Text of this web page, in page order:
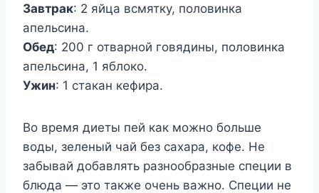
Завтрак: 2 яйца всмятку, половинка
апельсина.
Обед: 200 г отварной говядины, половинка
апельсина, 1 яблоко.
Ужин: 1 стакан кефира.
Во время диеты пей как можно больше
воды, зеленый чай без сахара, кофе. Не
забывай добавлять разнообразные специи в
блюда — это также очень важно. Специи не